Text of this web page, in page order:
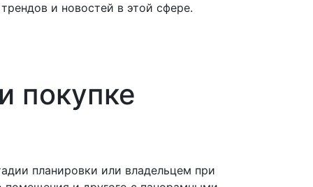
и новостей в этой сфере.
покупке
планировки или владельцем при